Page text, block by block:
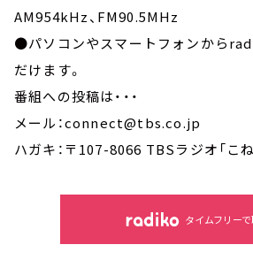
AM954kHz、FM90.5MHz
●パソコンやスマートフォンから
だけます。
番組への投稿は・・・
メール：connect@tbs.co.jp
ハガキ：〒107-8066 TBSラジオ「こね
タイムフリーで